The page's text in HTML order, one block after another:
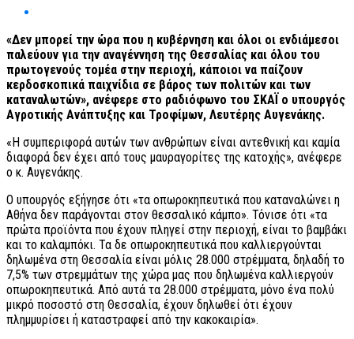
«Δεν μπορεί την ώρα που η κυβέρνηση και όλοι οι ενδιάμεσοι
παλεύουν για την αναγέννηση της Θεσσαλίας και όλου του
πρωτογενούς τομέα στην περιοχή, κάποιοι να παίζουν
κερδοσκοπικά παιχνίδια σε βάρος των πολιτών και των
καταναλωτών», ανέφερε στο ραδιόφωνο του ΣΚΑΪ ο υπουργός
Αγροτικής Ανάπτυξης και Τροφίμων, Λευτέρης Αυγενάκης.
«Η συμπεριφορά αυτών των ανθρώπων είναι αντεθνική και καμία
διαφορά δεν έχει από τους μαυραγορίτες της κατοχής», ανέφερε
ο κ. Αυγενάκης.
Ο υπουργός εξήγησε ότι «τα οπωροκηπευτικά που καταναλώνει η
Αθήνα δεν παράγονται στον θεσσαλικό κάμπο». Τόνισε ότι «τα
πρώτα προϊόντα που έχουν πληγεί στην περιοχή, είναι το βαμβάκι
και το καλαμπόκι. Τα δε οπωροκηπευτικά που καλλιεργούνται
δηλωμένα στη Θεσσαλία είναι μόλις 28.000 στρέμματα, δηλαδή το
7,5% των στρεμμάτων της χώρα μας που δηλωμένα καλλιεργούν
οπωροκηπευτικά. Από αυτά τα 28.000 στρέμματα, μόνο ένα πολύ
μικρό ποσοστό στη Θεσσαλία, έχουν δηλωθεί ότι έχουν
πλημμυρίσει ή καταστραφεί από την κακοκαιρία».